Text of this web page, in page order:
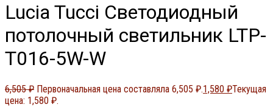
Lucia Tucci Светодиодный
потолочный светильник LTP-
T016-5W-W
6,505₽ Первоначальная цена составляла 6,505 ₽.1,580 ₽Текущая
цена: 1,580 ₽.